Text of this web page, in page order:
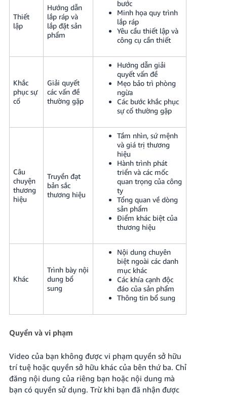
Thiết
lập
Hướng dẫn
lắp ráp và
lắp đặt sản
phẩm
bước
Minh họa quy trình
lắp ráp
Yêu cầu thiết lập và
công cụ cần thiết
Khắc
phục sự
cố
Giải quyết
các vấn đề
thường gặp
Hướng dẫn giải
quyết vấn đề
Mẹo bảo trì phòng
ngừa
Các bước khắc phục
sự cố thường gặp
Câu
chuyện
thương
hiệu
Truyền đạt
bản sắc
thương hiệu
Tầm nhìn, sứ mệnh
và giá trị thương
hiệu
Hành trình phát
triển và các mốc
quan trọng của công
ty
Tổng quan về dòng
sản phẩm
Điểm khác biệt của
thương hiệu
Khác
Trình bày nội
dung bổ
sung
Nội dung chuyên
biệt ngoài các danh
mục khác
Các khía cạnh độc
đáo của sản phẩm
Thông tin bổ sung
Quyền và vi phạm
Video của bạn không được vi phạm quyền sở hữu
trí tuệ hoặc quyền sở hữu khác của bên thứ ba. Chỉ
đăng nội dung của riêng bạn hoặc nội dung mà
bạn có quyền sử dụng. Trừ khi bạn đã nhận được